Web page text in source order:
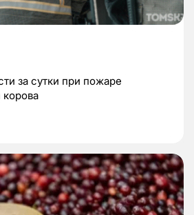
за сутки при пожаре
корова